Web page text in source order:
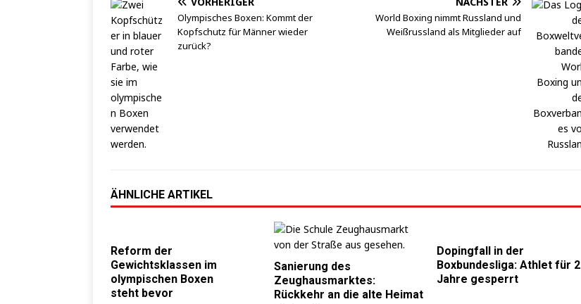
Olympisches Boxen: Kommt der
Kopfschutz für Männer wieder
zurück?
World Boxing nimmt Russland und
Weißrussland als Mitglieder auf
ÄHNLICHE ARTIKEL
Reform der
Gewichtsklassen im
olympischen Boxen
steht bevor
Sanierung des
Zeughausmarktes:
Rückkehr an die alte Heimat
Dopingfall in der
Boxbundesliga: Athlet für 2
Jahre gesperrt